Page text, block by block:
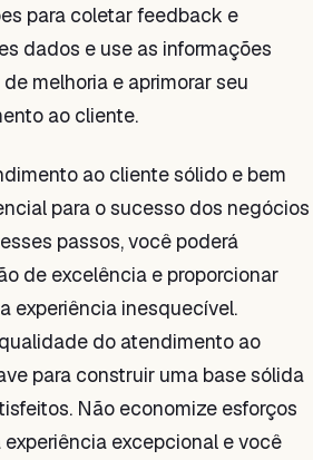
para coletar feedback e
dados e use as informações
melhoria e aprimorar seu
ao cliente.
ao cliente sólido e bem
para o sucesso dos negócios
passos, você poderá
de excelência e proporcionar
experiência inesquecível.
do atendimento ao
para construir uma base sólida
Não economize esforços
excepcional e você